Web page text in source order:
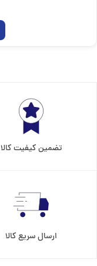
تضمین کیفیت کالا
ارسال سریع کالا